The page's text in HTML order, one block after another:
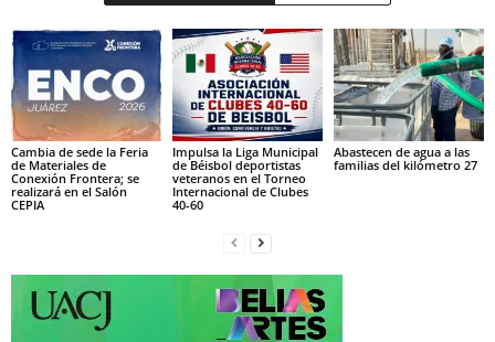
Cambia de sede la Feria
de Materiales de
Conexión Frontera; se
realizará en el Salón
CEPIA
Impulsa la Liga Municipal
de Béisbol deportistas
veteranos en el Torneo
Internacional de Clubes
40-60
Abastecen de agua a las
familias del kilómetro 27